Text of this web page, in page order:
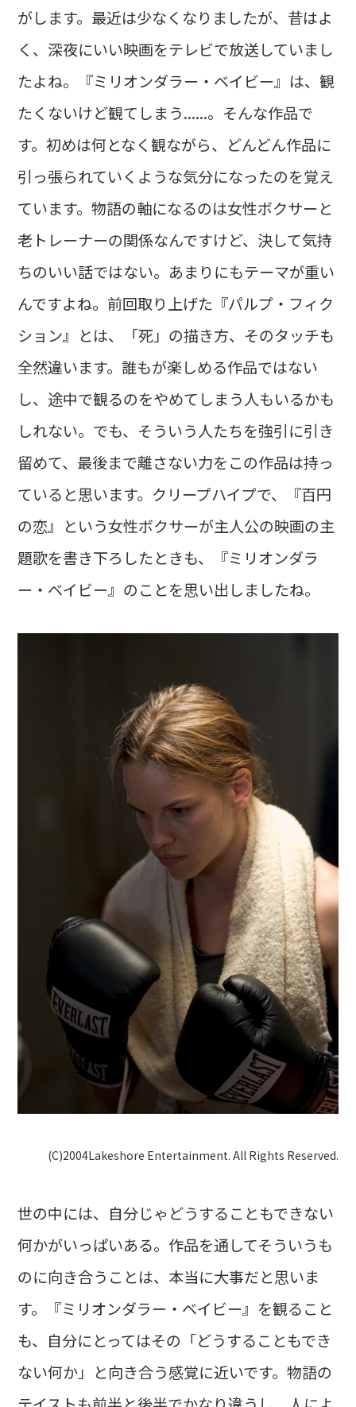
がします。最近は少なくなりましたが、昔はよ
く、深夜にいい映画をテレビで放送していまし
たよね。『ミリオンダラー・ベイビー』は、観
たくないけど観てしまう......。そんな作品で
す。初めは何となく観ながら、どんどん作品に
引っ張られていくような気分になったのを覚え
ています。物語の軸になるのは女性ボクサーと
老トレーナーの関係なんですけど、決して気持
ちのいい話ではない。あまりにもテーマが重い
んですよね。前回取り上げた『パルプ・フィク
ション』とは、「死」の描き方、そのタッチも
全然違います。誰もが楽しめる作品ではない
し、途中で観るのをやめてしまう人もいるかも
しれない。でも、そういう人たちを強引に引き
留めて、最後まで離さない力をこの作品は持っ
ていると思います。クリープハイプで、『百円
の恋』という女性ボクサーが主人公の映画の主
題歌を書き下ろしたときも、『ミリオンダラ
ー・ベイビー』のことを思い出しましたね。
(C)2004Lakeshore Entertainment. All Rights Reserved.
世の中には、自分じゃどうすることもできない
何かがいっぱいある。作品を通してそういうも
のに向き合うことは、本当に大事だと思いま
す。『ミリオンダラー・ベイビー』を観ること
も、自分にとってはその「どうすることもでき
ない何か」と向き合う感覚に近いです。物語の